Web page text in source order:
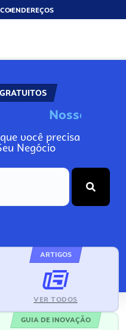
ENDEREÇOS
No
você precisa
Negócio
ARTIGOS
VER TODOS
GUIA DE INOVAÇÃO